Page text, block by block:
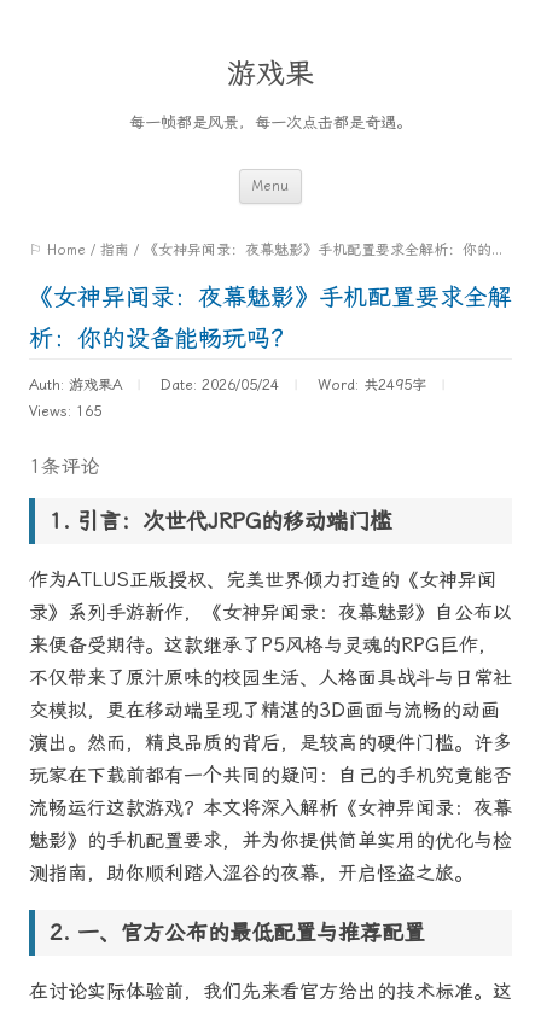
游戏果
每一帧都是风景，每一次点击都是奇遇。
Menu
content
⚐ Home / 指南 / 《女神异闻录：夜幕魅影》手机配置要求全解析：你的设备能畅玩吗？
《女神异闻录：夜幕魅影》手机配置要求全解
析：你的设备能畅玩吗？
Auth: 游戏果A Date: 2026/05/24 Word: 共2495字
Views: 165
1条评论
引言：次世代JRPG的移动端门槛
作为ATLUS正版授权、完美世界倾力打造的《女神异闻
录》系列手游新作，《女神异闻录：夜幕魅影》自公布以
来便备受期待。这款继承了P5风格与灵魂的RPG巨作，
不仅带来了原汁原味的校园生活、人格面具战斗与日常社
交模拟，更在移动端呈现了精湛的3D画面与流畅的动画
演出。然而，精良品质的背后，是较高的硬件门槛。许多
玩家在下载前都有一个共同的疑问：自己的手机究竟能否
流畅运行这款游戏？本文将深入解析《女神异闻录：夜幕
魅影》的手机配置要求，并为你提供简单实用的优化与检
测指南，助你顺利踏入涩谷的夜幕，开启怪盗之旅。
一、官方公布的最低配置与推荐配置
在讨论实际体验前，我们先来看官方给出的技术标准。这